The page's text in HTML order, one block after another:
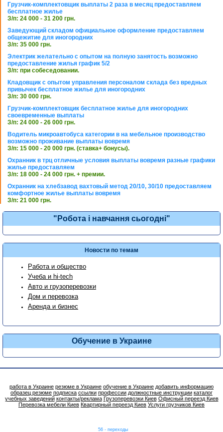
Грузчик-комплектовщик выплаты 2 раза в месяц предоставляем
бесплатное жилье
З/п: 24 000 - 31 200 грн.
Заведующий складом официальное оформление предоставляем
общежитие для иногородних
З/п: 35 000 грн.
Электрик желательно с опытом на полную занятость возможно
предоставление жилья график 5/2
З/п: при собеседовании.
Кладовщик с опытом управления персоналом склада без вредных
привычек бесплатное жилье для иногородних
З/п: 30 000 грн.
Грузчик-комплектовщик бесплатное жилье для иногородних
своевременные выплаты
З/п: 24 000 - 26 000 грн.
Водитель микроавтобуса категории в на мебельное производство
возможно проживание выплаты вовремя
З/п: 15 000 - 20 000 грн. (ставка+ бонусы).
Охранник в трц отличные условия выплаты вовремя разные графики
жилье предоставляем
З/п: 18 000 - 24 000 грн. + премии.
Охранник на хлебзавод вахтовый метод 20/10, 30/10 предоставляем
комфортное жилье выплаты вовремя
З/п: 21 000 грн.
"Робота і навчання сьогодні"
Новости по темам
Работа и общество
Учеба и hi-tech
Авто и грузоперевозки
Дом и перевозка
Аренда и бизнес
Обучение в Украине
работа в Украине резюме в Украине обучение в Украине добавить информацию
образец резюме подписка ссылки профессии должностные инструкции каталог
учебных заведений контакты/реклама Грузоперевозки Киев Офисный переезд Киев
Перевозка мебели Киев Квартирный переезд Киев Услуги грузчиков Киев
56 - переходы